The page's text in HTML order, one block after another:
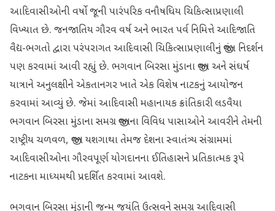
આદિવાસીઓની વર્ષો જૂની પારંપરિક વનૌષધિય ચિકિત્સાપ્રણાલી
વિખ્યાત છે. જનજાતિય ગૌરવ વર્ષ અને ભારત પર્વ નિમિત્તે આદિજાતિ
વૈદ્ય-ભગતો દ્વારા પરંપરાગત આદિવાસી ચિકિત્સાપ્રણાલીનું જીવંત નિદર્શન
પણ કરવામાં આવી રહ્યું છે. ભગવાન બિરસા મુંડાના જીવન અને સંઘર્ષ
યાત્રાને અનુલક્ષીને એકતાનગર ખાતે એક વિશેષ નાટકનું આયોજન
કરવામાં આવ્યું છે. જેમાં આદિવાસી મહાનાયક ક્રાંતિકારી લડવૈયા
ભગવાન બિરસા મુંડાના સમગ્ર જીવનના વિવિધ પાસાઓને આવરીને તેમની
રાષ્ટ્રીય ચળવળ, જીવન યશગાથા તેમજ દેશના સ્વાતંત્ર્ય સંગ્રામમાં
આદિવાસીઓના ગૌરવપૂર્ણ યોગદાનના ઈતિહાસને પ્રતિકાત્મક રૂપે
નાટકના માધ્યમથી પ્રદર્શિત કરવામાં આવશે.
ભગવાન બિરસા મુંડાની જન્મ જયંતિ ઉત્સવને સમગ્ર આદિવાસી